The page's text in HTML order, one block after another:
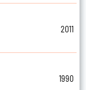
2011
1990